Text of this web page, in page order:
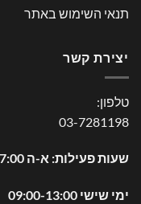
תנאי השימוש באתר
יצירת קשר
טלפון:
03-7281198
שעות פעילות: א-ה 09:00-17:00,
ימי שישי 09:00-13:00